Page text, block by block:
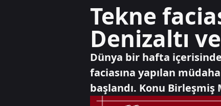
Tekne
Denizaltı
Dünya bir hafta
faciasına yapılan
başlandı. Konu Birleşmiş